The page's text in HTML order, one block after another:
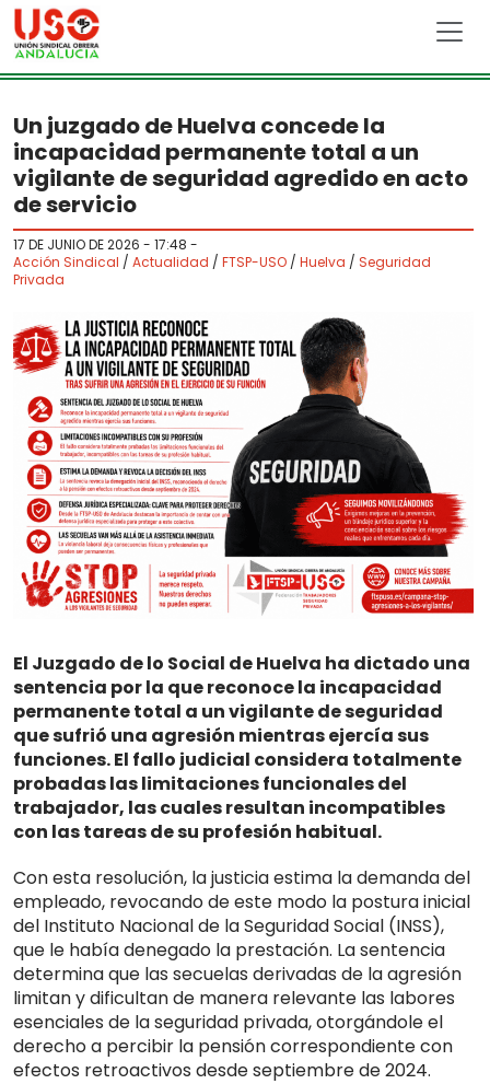
Skip to main content
Un juzgado de Huelva concede la
incapacidad permanente total a un
vigilante de seguridad agredido en acto
de servicio
17 DE JUNIO DE 2026 - 17:48 -
Acción Sindical / Actualidad / FTSP-USO / Huelva / Seguridad
Privada
El Juzgado de lo Social de Huelva ha dictado una
sentencia por la que reconoce la incapacidad
permanente total a un vigilante de seguridad
que sufrió una agresión mientras ejercía sus
funciones. El fallo judicial considera totalmente
probadas las limitaciones funcionales del
trabajador, las cuales resultan incompatibles
con las tareas de su profesión habitual.
Con esta resolución, la justicia estima la demanda del
empleado, revocando de este modo la postura inicial
del Instituto Nacional de la Seguridad Social (INSS),
que le había denegado la prestación. La sentencia
determina que las secuelas derivadas de la agresión
limitan y dificultan de manera relevante las labores
esenciales de la seguridad privada, otorgándole el
derecho a percibir la pensión correspondiente con
efectos retroactivos desde septiembre de 2024.